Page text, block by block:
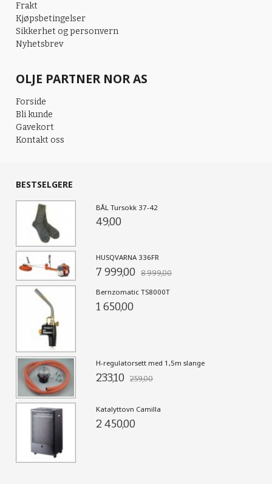
Frakt
Kjøpsbetingelser
Sikkerhet og personvern
Nyhetsbrev
OLJE PARTNER NOR AS
Forside
Bli kunde
Gavekort
Kontakt oss
BESTSELGERE
BÅL Tursokk 37-42
49,00
HUSQVARNA 336FR
7 999,00 8 999,00
Bernzomatic TS8000T
1 650,00
H-regulatorsett med 1,5m slange
233,10 259,00
Katalyttovn Camilla
2 450,00